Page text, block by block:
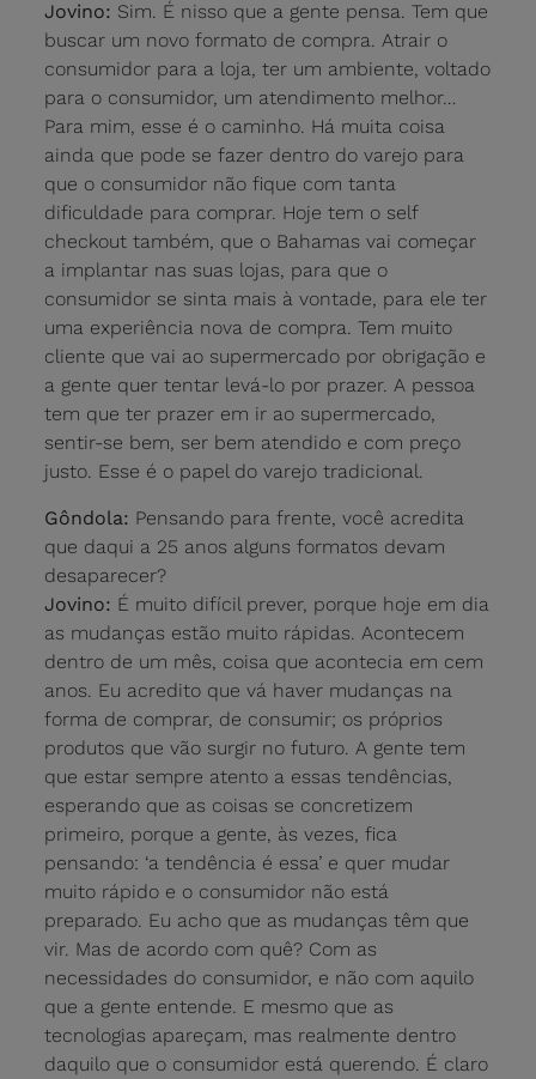
Jovino: Sim. É nisso que a gente pensa. Tem que
buscar um novo formato de compra. Atrair o
consumidor para a loja, ter um ambiente, voltado
para o consumidor, um atendimento melhor…
Para mim, esse é o caminho. Há muita coisa
ainda que pode se fazer dentro do varejo para
que o consumidor não fique com tanta
dificuldade para comprar. Hoje tem o self
checkout também, que o Bahamas vai começar
a implantar nas suas lojas, para que o
consumidor se sinta mais à vontade, para ele ter
uma experiência nova de compra. Tem muito
cliente que vai ao supermercado por obrigação e
a gente quer tentar levá-lo por prazer. A pessoa
tem que ter prazer em ir ao supermercado,
sentir-se bem, ser bem atendido e com preço
justo. Esse é o papel do varejo tradicional.
Gôndola: Pensando para frente, você acredita
que daqui a 25 anos alguns formatos devam
desaparecer?
Jovino: É muito difícil prever, porque hoje em dia
as mudanças estão muito rápidas. Acontecem
dentro de um mês, coisa que acontecia em cem
anos. Eu acredito que vá haver mudanças na
forma de comprar, de consumir; os próprios
produtos que vão surgir no futuro. A gente tem
que estar sempre atento a essas tendências,
esperando que as coisas se concretizem
primeiro, porque a gente, às vezes, fica
pensando: ‘a tendência é essa’ e quer mudar
muito rápido e o consumidor não está
preparado. Eu acho que as mudanças têm que
vir. Mas de acordo com quê? Com as
necessidades do consumidor, e não com aquilo
que a gente entende. E mesmo que as
tecnologias apareçam, mas realmente dentro
daquilo que o consumidor está querendo. É claro